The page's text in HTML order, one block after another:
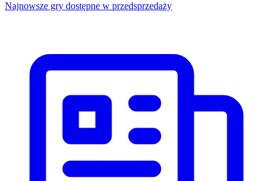
Najnowsze gry dostępne w przedsprzedaży